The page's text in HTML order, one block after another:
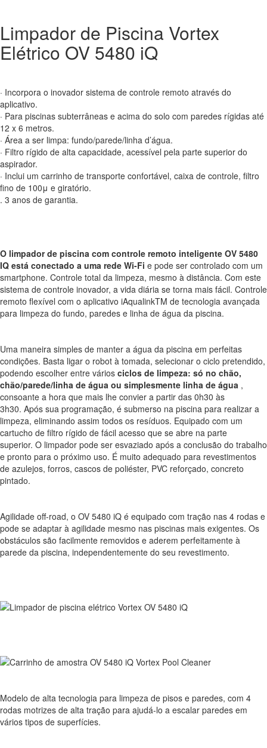
Limpador de Piscina Vortex
Elétrico OV 5480 iQ
· Incorpora o inovador sistema de controle remoto através do
aplicativo.
· Para piscinas subterrâneas e acima do solo com paredes rígidas até
12 x 6 metros.
· Área a ser limpa: fundo/parede/linha d’água.
· Filtro rígido de alta capacidade, acessível pela parte superior do
aspirador.
· Inclui um carrinho de transporte confortável, caixa de controle, filtro
fino de 100μ e giratório.
. 3 anos de garantia.
O limpador de piscina com controle remoto inteligente OV 5480
IQ está conectado a uma rede Wi-Fi e pode ser controlado com um
smartphone. Controle total da limpeza, mesmo à distância. Com este
sistema de controle inovador, a vida diária se torna mais fácil. Controle
remoto flexível com o aplicativo iAqualinkTM de tecnologia avançada
para limpeza do fundo, paredes e linha de água da piscina.
Uma maneira simples de manter a água da piscina em perfeitas
condições. Basta ligar o robot à tomada, selecionar o ciclo pretendido,
podendo escolher entre vários ciclos de limpeza: só no chão,
chão/parede/linha de água ou simplesmente linha de água ,
consoante a hora que mais lhe convier a partir das 0h30 às
3h30. Após sua programação, é submerso na piscina para realizar a
limpeza, eliminando assim todos os resíduos. Equipado com um
cartucho de filtro rígido de fácil acesso que se abre na parte
superior. O limpador pode ser esvaziado após a conclusão do trabalho
e pronto para o próximo uso. É muito adequado para revestimentos
de azulejos, forros, cascos de poliéster, PVC reforçado, concreto
pintado.
Agilidade off-road, o OV 5480 iQ é equipado com tração nas 4 rodas e
pode se adaptar à agilidade mesmo nas piscinas mais exigentes. Os
obstáculos são facilmente removidos e aderem perfeitamente à
parede da piscina, independentemente do seu revestimento.
Modelo de alta tecnologia para limpeza de pisos e paredes, com 4
rodas motrizes de alta tração para ajudá-lo a escalar paredes em
vários tipos de superfícies.